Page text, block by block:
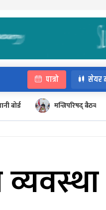
पात्रो सेयर
बोर्ड मन्त्रिपरिषद् बैठक